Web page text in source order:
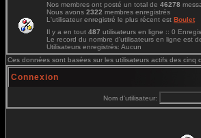
Nos membres ont posté un total de 46278
Nous avons 2322 membres enregistrés
L'utilisateur enregistré le plus récent est Boulet
Il y a en tout 487 utilisateurs en ligne :: 0
Le record du nombre d'utilisateurs en ligne est
Utilisateurs enregistrés: Aucun
Ces données sont basées sur les utilisateurs actifs des cinq
Connexion
Nom d'utilisateur: